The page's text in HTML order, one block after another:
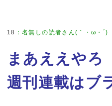
18 ：名無しの読者さん(｀・ω・´)
まあええやろ
週刊連載はブ